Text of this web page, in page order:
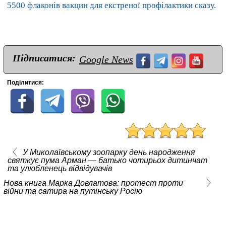
5500 флаконів вакцин для екстреної профілактики сказу.
Підписатися: Google News
Поділитися:
У Миколаївському зоопарку день народження
святкує пума Арман — батько чотирьох дитинчат
та улюбленець відвідувачів
Нова книга Марка Довлатова: протест проти
війни та сатира на путінську Росію